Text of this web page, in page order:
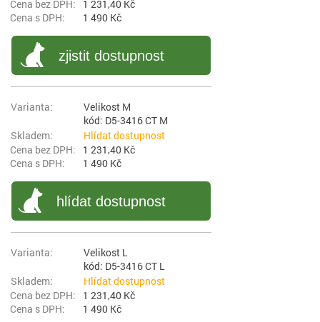
1 231,40 Kč
1 490 Kč
zjistit dostupnost
Velikost M
kód: D5-3416 CT M
Hlídat dostupnost
1 231,40 Kč
1 490 Kč
hlídat dostupnost
Velikost L
kód: D5-3416 CT L
Hlídat dostupnost
1 231,40 Kč
1 490 Kč